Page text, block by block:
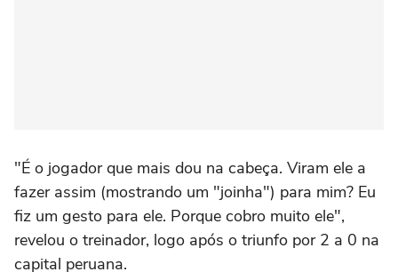
"É o jogador que mais dou na cabeça. Viram ele a
fazer assim (mostrando um "joinha") para mim? Eu
fiz um gesto para ele. Porque cobro muito ele",
revelou o treinador, logo após o triunfo por 2 a 0 na
capital peruana.